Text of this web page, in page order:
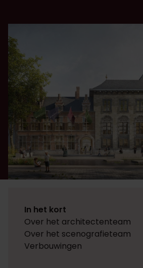
In het kort
Over het architectenteam
Over het scenografieteam
Verbouwingen